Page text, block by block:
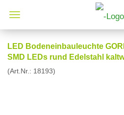
LED Bodeneinbauleuchte
SMD LEDs rund Edelstahl
(Art.Nr.: 18193)